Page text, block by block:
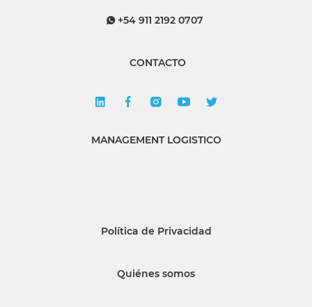
+54 911 2192 0707
CONTACTO
MANAGEMENT LOGISTICO
Política de Privacidad
Quiénes somos